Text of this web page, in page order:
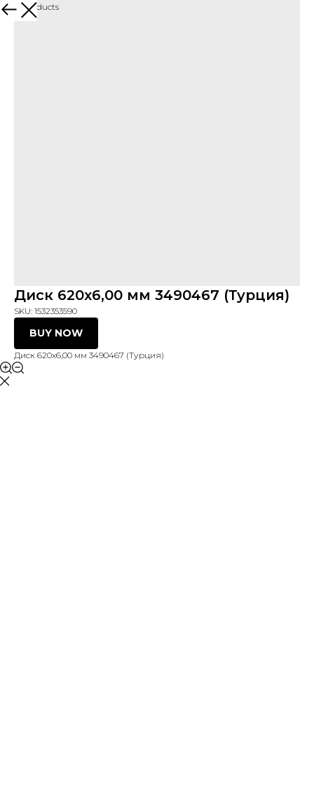
More products
Диск 620х6,00 мм 3490467 (Турция)
SKU: 1532353590
BUY NOW
Диск 620х6,00 мм 3490467 (Турция)